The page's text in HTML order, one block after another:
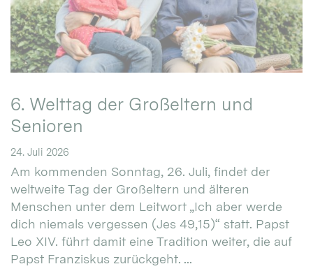
6. Welttag der Großeltern und
Senioren
24. Juli 2026
Am kommenden Sonntag, 26. Juli, findet der
weltweite Tag der Großeltern und älteren
Menschen unter dem Leitwort „Ich aber werde
dich niemals vergessen (Jes 49,15)“ statt. Papst
Leo XIV. führt damit eine Tradition weiter, die auf
Papst Franziskus zurückgeht. ...